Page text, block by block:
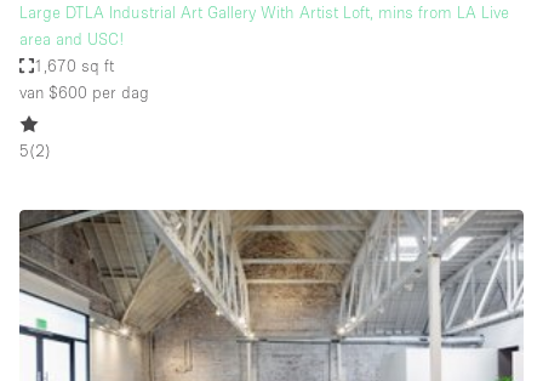
Dakterras
Drankvergunning
Elektriciteit
Haussmann-stijl
Industrieel
Internet
Kantoorbenodigdheden
Large DTLA Industrial Art Gallery With Artist Loft, mins from LA Live
area and USC!
1,670 sq ft
van $600 per dag
5(2)